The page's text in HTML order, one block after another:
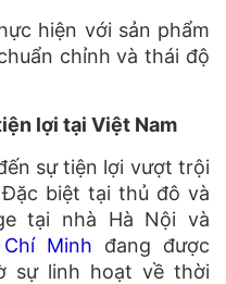
hiện với sản phẩm
chỉnh và thái độ
lợi tại Việt Nam
sự tiện lợi vượt trội
biệt tại thủ đô và
tại nhà Hà Nội và
Minh đang được
sự linh hoạt về thời